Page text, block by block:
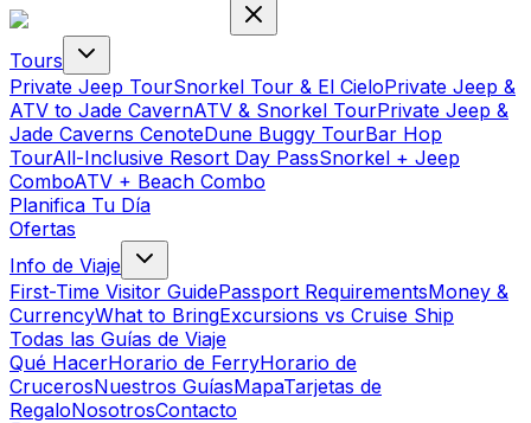
Tours
Private Jeep TourSnorkel Tour & El CieloPrivate Jeep &
ATV to Jade CavernATV & Snorkel TourPrivate Jeep &
Jade Caverns CenoteDune Buggy TourBar Hop
TourAll-Inclusive Resort Day PassSnorkel + Jeep
ComboATV + Beach Combo
Planifica Tu Día
Ofertas
Info de Viaje
First-Time Visitor GuidePassport RequirementsMoney &
CurrencyWhat to BringExcursions vs Cruise Ship
Todas las Guías de Viaje
Qué HacerHorario de FerryHorario de
CrucerosNuestros GuíasMapaTarjetas de
RegaloNosotrosContacto